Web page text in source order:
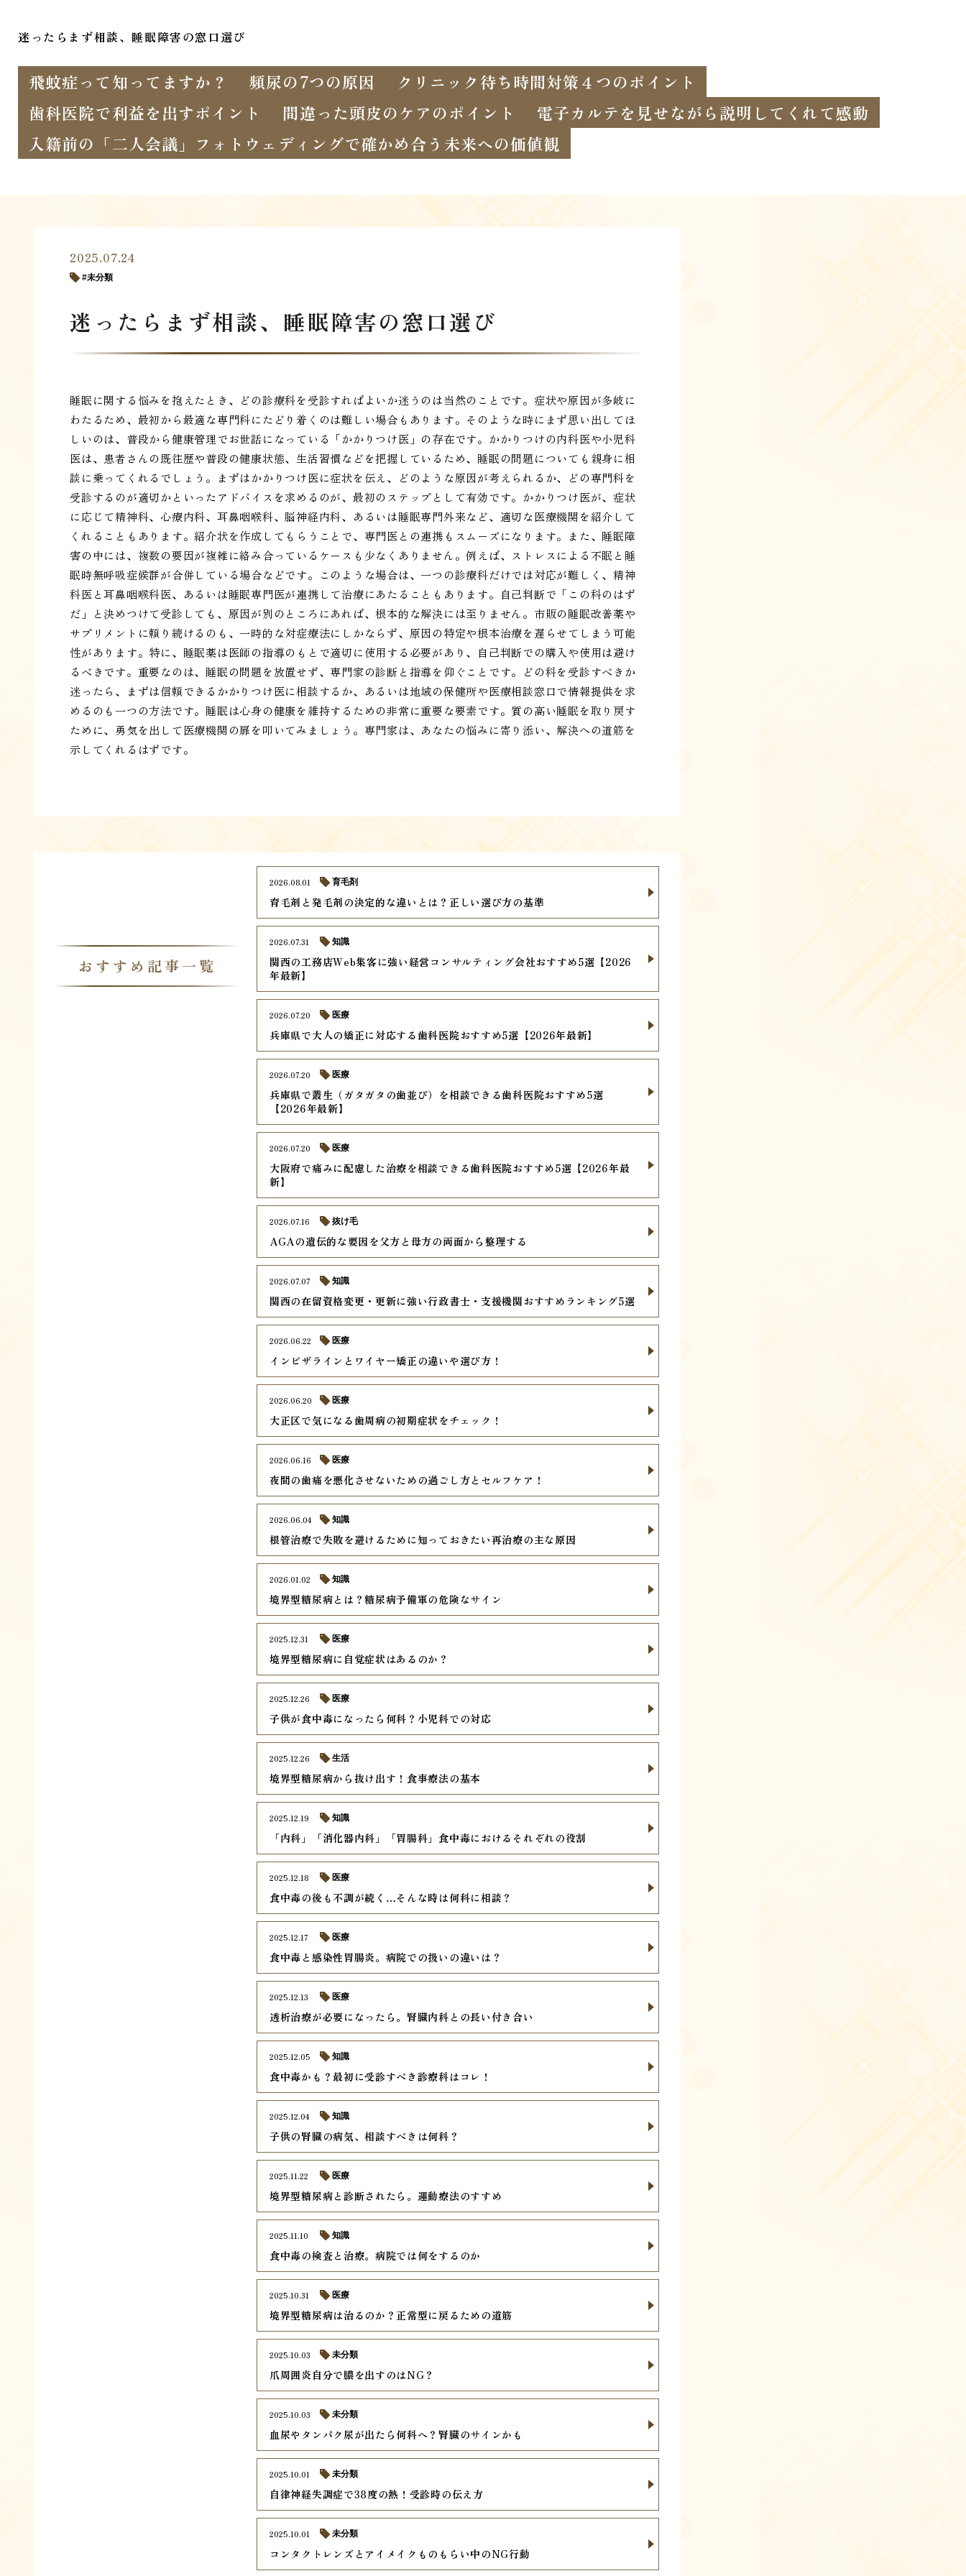
迷ったらまず相談、睡眠障害の窓口選び
飛蚊症って知ってますか？ 頻尿の7つの原因
クリニック待ち時間対策４つのポイント
歯科医院で利益を出すポイント
間違った頭皮のケアのポイント
電子カルテを見せながら説明してくれて感動
入籍前の「二人会議」フォトウェディングで確かめ合う未来への価値観
2025.07.24
未分類
迷ったらまず相談、睡眠障害の窓口選び
睡眠に関する悩みを抱えたとき、どの診療科を受診すればよいか迷うのは当然のことです。症状や原因が多岐に
わたるため、最初から最適な専門科にたどり着くのは難しい場合もあります。そのような時にまず思い出してほ
しいのは、普段から健康管理でお世話になっている「かかりつけ医」の存在です。かかりつけの内科医や小児科
医は、患者さんの既往歴や普段の健康状態、生活習慣などを把握しているため、睡眠の問題についても親身に相
談に乗ってくれるでしょう。まずはかかりつけ医に症状を伝え、どのような原因が考えられるか、どの専門科を
受診するのが適切かといったアドバイスを求めるのが、最初のステップとして有効です。かかりつけ医が、症状
に応じて精神科、心療内科、耳鼻咽喉科、脳神経内科、あるいは睡眠専門外来など、適切な医療機関を紹介して
くれることもあります。紹介状を作成してもらうことで、専門医との連携もスムーズになります。また、睡眠障
害の中には、複数の要因が複雑に絡み合っているケースも少なくありません。例えば、ストレスによる不眠と睡
眠時無呼吸症候群が合併している場合などです。このような場合は、一つの診療科だけでは対応が難しく、精神
科医と耳鼻咽喉科医、あるいは睡眠専門医が連携して治療にあたることもあります。自己判断で「この科のはず
だ」と決めつけて受診しても、原因が別のところにあれば、根本的な解決には至りません。市販の睡眠改善薬や
サプリメントに頼り続けるのも、一時的な対症療法にしかならず、原因の特定や根本治療を遅らせてしまう可能
性があります。特に、睡眠薬は医師の指導のもとで適切に使用する必要があり、自己判断での購入や使用は避け
るべきです。重要なのは、睡眠の問題を放置せず、専門家の診断と指導を仰ぐことです。どの科を受診すべきか
迷ったら、まずは信頼できるかかりつけ医に相談するか、あるいは地域の保健所や医療相談窓口で情報提供を求
めるのも一つの方法です。睡眠は心身の健康を維持するための非常に重要な要素です。質の高い睡眠を取り戻す
ために、勇気を出して医療機関の扉を叩いてみましょう。専門家は、あなたの悩みに寄り添い、解決への道筋を
示してくれるはずです。
おすすめ記事一覧
育毛剤と発毛剤の決定的な違いとは？正しい選び方の基準
2026.08.01 育毛剤
関西の工務店Web集客に強い経営コンサルティング会社おすすめ5選【2026
年最新】
2026.07.31 知識
兵庫県で大人の矯正に対応する歯科医院おすすめ5選【2026年最新】
2026.07.20 医療
兵庫県で叢生（ガタガタの歯並び）を相談できる歯科医院おすすめ5選
【2026年最新】
2026.07.20 医療
大阪府で痛みに配慮した治療を相談できる歯科医院おすすめ5選【2026年最
新】
2026.07.20 医療
AGAの遺伝的な要因を父方と母方の両面から整理する
2026.07.16 抜け毛
関西の在留資格変更・更新に強い行政書士・支援機関おすすめランキング5選
2026.07.07 知識
インビザラインとワイヤー矯正の違いや選び方！
2026.06.22 医療
大正区で気になる歯周病の初期症状をチェック！
2026.06.20 医療
夜間の歯痛を悪化させないための過ごし方とセルフケア！
2026.06.16 医療
根管治療で失敗を避けるために知っておきたい再治療の主な原因
2026.06.04 知識
境界型糖尿病とは？糖尿病予備軍の危険なサイン
2026.01.02 知識
境界型糖尿病に自覚症状はあるのか？
2025.12.31 医療
子供が食中毒になったら何科？小児科での対応
2025.12.26 医療
境界型糖尿病から抜け出す！食事療法の基本
2025.12.26 生活
「内科」「消化器内科」「胃腸科」食中毒におけるそれぞれの役割
2025.12.19 知識
食中毒の後も不調が続く…そんな時は何科に相談？
2025.12.18 医療
食中毒と感染性胃腸炎。病院での扱いの違いは？
2025.12.17 医療
透析治療が必要になったら。腎臓内科との長い付き合い
2025.12.13 医療
食中毒かも？最初に受診すべき診療科はコレ！
2025.12.05 知識
子供の腎臓の病気、相談すべきは何科？
2025.12.04 知識
境界型糖尿病と診断されたら。運動療法のすすめ
2025.11.22 医療
食中毒の検査と治療。病院では何をするのか
2025.11.10 知識
境界型糖尿病は治るのか？正常型に戻るための道筋
2025.10.31 医療
爪周囲炎自分で膿を出すのはNG？
2025.10.03 未分類
血尿やタンパク尿が出たら何科へ？腎臓のサインかも
2025.10.03 未分類
自律神経失調症で38度の熱！受診時の伝え方
2025.10.01 未分類
コンタクトレンズとアイメイクものもらい中のNG行動
2025.10.01 未分類